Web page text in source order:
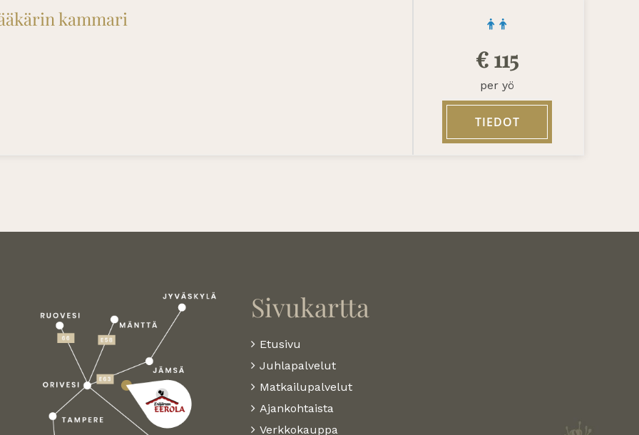
kammari
€ 115
per yö
TIEDOT
Sivukartta
Etusivu
Juhlapalvelut
Matkailupalvelut
Ajankohtaista
Verkkokauppa